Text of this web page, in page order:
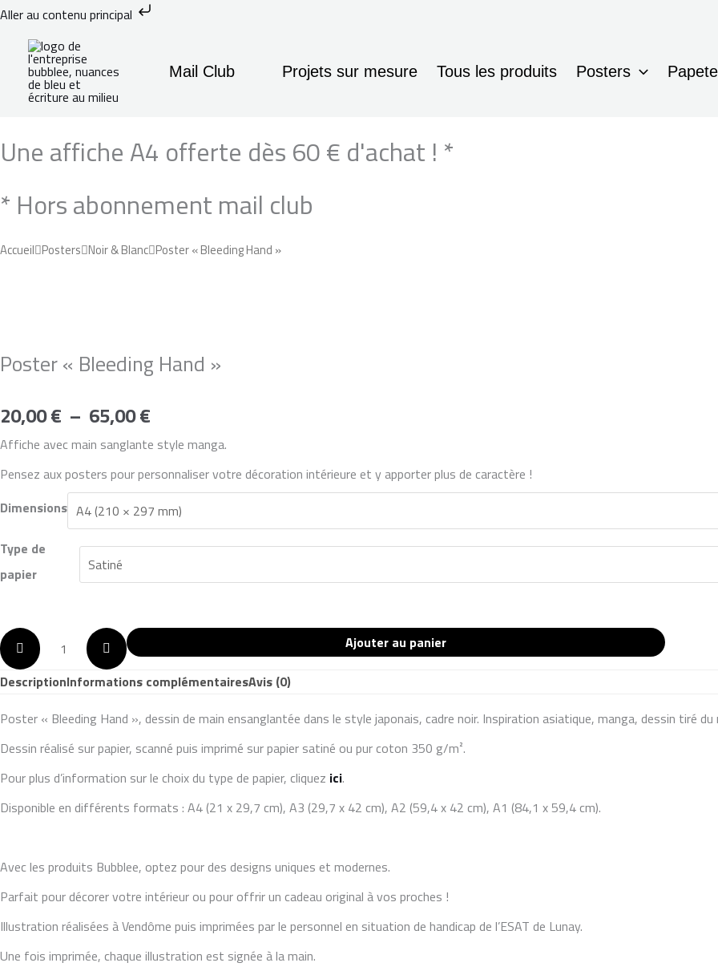
Aller au contenu principal
Aller
contenu
Mail Club Projets sur mesure Tous les produits Posters
Une affiche A4 offerte dès 60 € d'achat ! *
* Hors abonnement mail club
Accueil Posters Noir & Blanc Poster « Bleeding Hand »
Poster « Bleeding Hand »
20,00€ – 65,00€
de
prix :
20,00 €
Affiche avec main sanglante style manga.
Pensez aux posters pour personnaliser votre décoration intérieure et y apporter plus de caractère !
Dimensions
Type de
papier
de
"Bleeding
Hand"
Ajouter au panier
DescriptionInformations complémentairesAvis (0)
Poster « Bleeding Hand », dessin de main ensanglantée dans le style japonais, cadre noir. Inspiration asiatique, manga, dessin tiré du
Dessin réalisé sur papier, scanné puis imprimé sur papier satiné ou pur coton 350 g/m².
Pour plus d’information sur le choix du type de papier, cliquez ici.
Disponible en différents formats : A4 (21 x 29,7 cm), A3 (29,7 x 42 cm), A2 (59,4 x 42 cm), A1 (84,1 x 59,4 cm).
Avec les produits Bubblee, optez pour des designs uniques et modernes.
Parfait pour décorer votre intérieur ou pour offrir un cadeau original à vos proches !
Illustration réalisées à Vendôme puis imprimées par le personnel en situation de handicap de l’ESAT de Lunay.
Une fois imprimée, chaque illustration est signée à la main.
Recherche